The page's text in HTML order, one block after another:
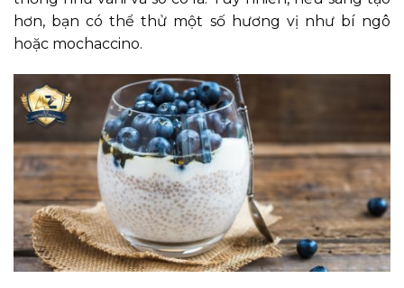
hơn, bạn có thể thử một số hương vị như bí ngô
hoặc mochaccino.